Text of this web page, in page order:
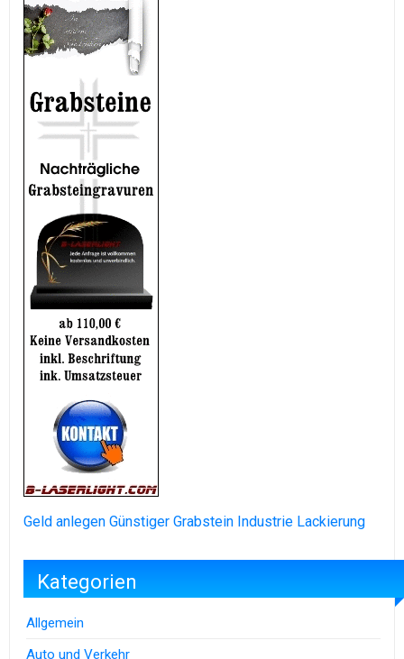
Geld anlegen Günstiger Grabstein Industrie Lackierung
Kategorien
Allgemein
Auto und Verkehr